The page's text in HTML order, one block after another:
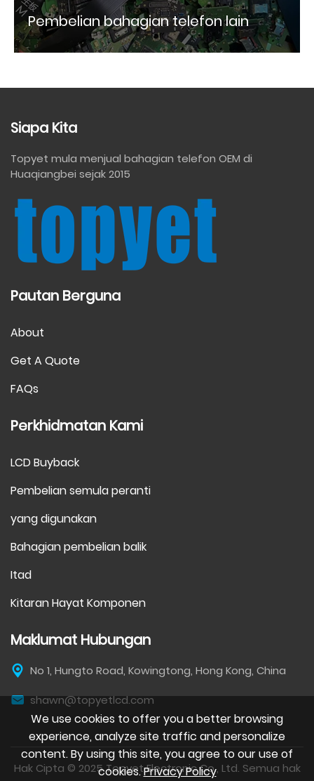
Pembelian bahagian telefon lain
Siapa Kita
Topyet mula menjual bahagian telefon OEM di
Huaqiangbei sejak 2015
Pautan Berguna
About
Get A Quote
FAQs
Perkhidmatan Kami
LCD Buyback
Pembelian semula peranti
yang digunakan
Bahagian pembelian balik
Itad
Kitaran Hayat Komponen
Maklumat Hubungan
No 1, Hungto Road, Kowingtong, Hong Kong, China
shawn@topyetlcd.com
Hak Cipta © 2025 Topyet Electronic Co., Ltd. Semua hak
We use cookies to offer you a better browsing
experience, analyze site traffic and personalize
content. By using this site, you agree to our use of
cookies.Privacy Policy